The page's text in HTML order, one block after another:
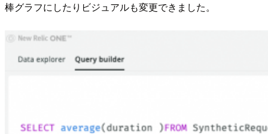
棒グラフにしたりビジュアルも変更できました。